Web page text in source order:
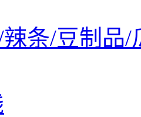
条/豆制品/